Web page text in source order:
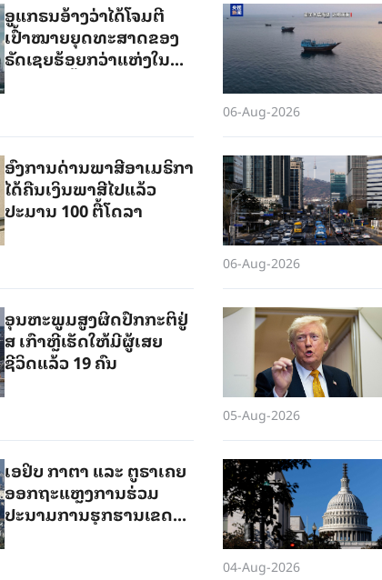
ອູແກຣນອ້າງວ່າໄດ້ໂຈມຕີ
ເປົ້າໝາຍຍຸດທະສາດຂອງ
ຣັດເຊຍຮ້ອຍກວ່າແຫ່ງໃນ
06-Aug-2026
ອົງການດ່ານພາສີອາເມຣິກາ
ໄດ້ຄືນເງິນພາສີໄປແລ້ວ
ປະມານ 100 ຕື້ໂດລາ
06-Aug-2026
ອຸນຫະພູມສູງຜິດປົກກະຕິຢູ່
ສ ເກົາຫຼີເຮັດໃຫ້ມີຜູ້ເສຍ
ຊີວິດແລ້ວ 19 ຄົນ
05-Aug-2026
ເອຢິບ ກາຕາ ແລະ ຕູຣາເຄຍ
ອອກຖະແຫຼງການຮ່ວມ
ປະນາມການຮຸກຮານເຂດ
04-Aug-2026